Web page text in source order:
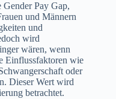
Gender Pay Gap,
und Männern
und
wird
wären, wenn
Einflussfaktoren wie
oder
Dieser Wert wird
betrachtet.